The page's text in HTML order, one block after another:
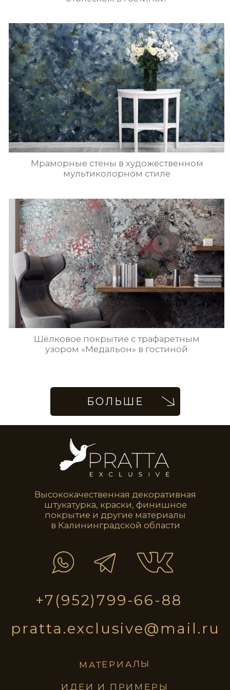
материалы
идеи и примеры
магазин
pratta
exclusive
@2023 ВСЕ ПРАВА ЗАЩИЩЕНЫ
РАЗРАБОТКА САЙТА
вся текстовая информация и графические изображения
находящиеся на сайте pratta-exclusive.ru, являются
собственностью pratta exclusive и/или его партнеров.
перепечатка, воспроизведение в любой форме,
распространение, в том числе в переводе, любых
материалов сайта возможны только с письменного
разрешения pratta exclusive